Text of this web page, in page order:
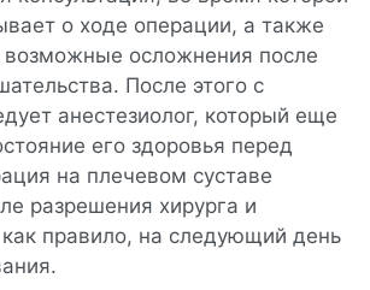
о ходе операции, а также
возможные осложнения после
После этого с
анестезиолог, который еще
его здоровья перед
на плечевом суставе
разрешения хирурга и
как правило, на следующий день